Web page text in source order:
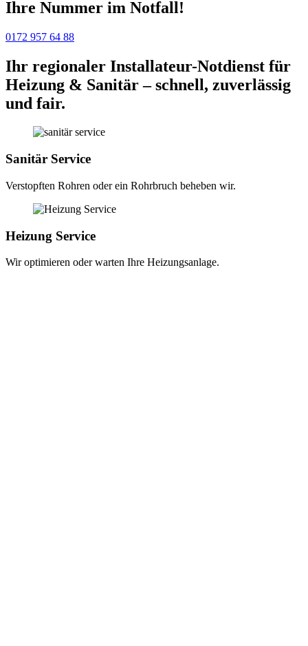
Ihre Nummer im Notfall!
0172 957 64 88
Ihr regionaler Installateur-Notdienst für
Heizung & Sanitär – schnell, zuverlässig
und fair.
Sanitär Service
Verstopften Rohren oder ein Rohrbruch beheben wir.
Heizung Service
Wir optimieren oder warten Ihre Heizungsanlage.